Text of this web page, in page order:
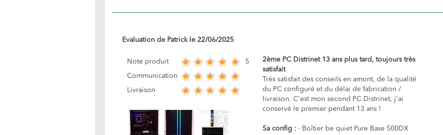
Evaluation de Patrickle 22/06/2025
Note produit 5
Communication
Livraison
2ème PC Distrinet 13 ans plus tard, toujours très
satisfait
Très satisfait des conseils en amont, de la qualité
du PC configuré et du délai de fabrication /
livraison. C'est mon second PC Distrinet, j'ai
conservé le premier pendant 13 ans !
Sa config : - Boîtier be quiet Pure Base 500DX